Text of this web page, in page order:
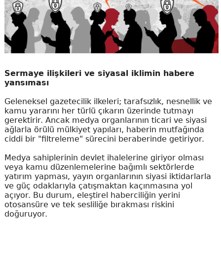
Sermaye ilişkileri ve siyasal iklimin habere
yansıması
Geleneksel gazetecilik ilkeleri; tarafsızlık, nesnellik ve
kamu yararını her türlü çıkarın üzerinde tutmayı
gerektirir. Ancak medya organlarının ticari ve siyasi
ağlarla örülü mülkiyet yapıları, haberin mutfağında
ciddi bir "filtreleme" sürecini beraberinde getiriyor.
Medya sahiplerinin devlet ihalelerine giriyor olması
veya kamu düzenlemelerine bağımlı sektörlerde
yatırım yapması, yayın organlarının siyasi iktidarlarla
ve güç odaklarıyla çatışmaktan kaçınmasına yol
açıyor. Bu durum, eleştirel haberciliğin yerini
otosansüre ve tek sesliliğe bırakması riskini
doğuruyor.